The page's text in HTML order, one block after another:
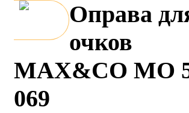
Оправа
очков
MAX&CO MO
069